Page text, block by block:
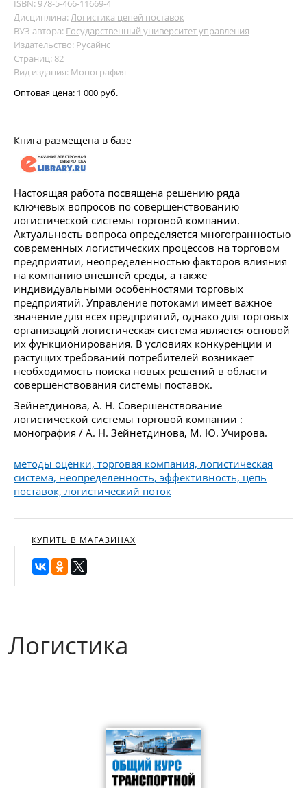
ISBN: 978-5-466-11669-4
Дисциплина:Логистика цепей поставок
ВУЗ автора: Государственный университет управления
Издательство: Русайнс
Страниц: 82
Вид издания: Монография
Оптовая цена: 1 000 руб.
Книга размещена в базе
Настоящая работа посвящена решению ряда
ключевых вопросов по совершенствованию
логистической системы торговой компании.
Актуальность вопроса определяется многогранностью
современных логистических процессов на торговом
предприятии, неопределенностью факторов влияния
на компанию внешней среды, а также
индивидуальными особенностями торговых
предприятий. Управление потоками имеет важное
значение для всех предприятий, однако для торговых
организаций логистическая система является основой
их функционирования. В условиях конкуренции и
растущих требований потребителей возникает
необходимость поиска новых решений в области
совершенствования системы поставок.
Зейнетдинова, А. Н. Совершенствование
логистической системы торговой компании :
монография / А. Н. Зейнетдинова, М. Ю. Учирова.
методы оценки, торговая компания, логистическая
система, неопределенность, эффективность, цепь
поставок, логистический поток
КУПИТЬ В МАГАЗИНАХ
Логистика